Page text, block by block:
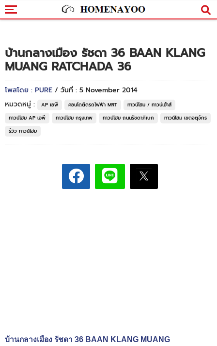
บ้านกลางเมือง รัชดา 36 BAAN KLANG
MUANG RATCHADA 36
โพสโดย : PURE / วันที่ : 5 November 2014
หมวดหมู่ :
AP เอพี คอนโดติดรถไฟฟ้า MRT
ทาวน์โฮม / ทาวน์เฮ้าส์
ทาวน์โฮม AP เอพี
ทาวน์โฮม กรุงเทพ ทาวน์โฮม ถนนรัชดาภิเษก
ทาวน์โฮม เขตจตุจักร
รีวิว ทาวน์โฮม
บ้านกลางเมือง รัชดา 36 BAAN KLANG MUANG